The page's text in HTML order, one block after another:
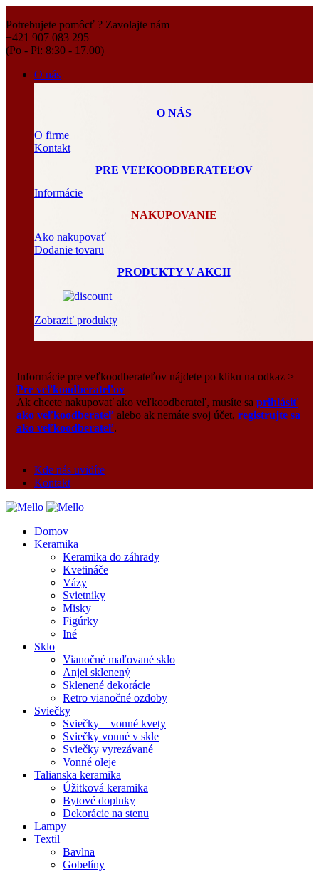
Potrebujete pomôcť ? Zavolajte nám
+421 907 083 295
(Po - Pi: 8:30 - 17.00)
O nás
O NÁS
O firme
Kontakt
PRE VEĽKOODBERATEĽOV
Informácie
NAKUPOVANIE
Ako nakupovať
Dodanie tovaru
PRODUKTY V AKCII
Zobraziť produkty
Informácie pre veľkoodberateľov nájdete po kliku na odkaz >
Pre veľkoodberateľov
Ak chcete nakupovať ako veľkoodberateľ, musíte sa prihlásiť
ako veľkoodberateľ alebo ak nemáte svoj účet, registrujte sa
ako veľkoodberateľ.
Kde nás uvidíte
Kontakt
Domov
Keramika
Keramika do záhrady
Kvetináče
Vázy
Svietniky
Misky
Figúrky
Iné
Sklo
Vianočné maľované sklo
Anjel sklenený
Sklenené dekorácie
Retro vianočné ozdoby
Sviečky
Sviečky – vonné kvety
Sviečky vonné v skle
Sviečky vyrezávané
Vonné oleje
Talianska keramika
Úžitková keramika
Bytové doplnky
Dekorácie na stenu
Lampy
Textil
Bavlna
Gobelíny